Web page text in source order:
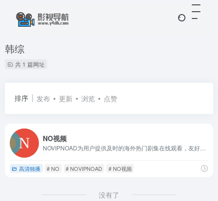
韩综
共 1 篇网址
排序 发布 更新 浏览 点赞
NO视频
高清独播 # NO # NOVIPNOAD # NO视频
没有了